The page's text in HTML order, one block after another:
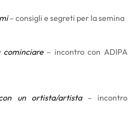
– consigli e segreti per la semina
cominciare– incontro con ADIPA
un ortista/artista– incontro